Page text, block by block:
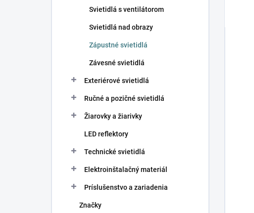
Svietidlá s ventilátorom
Svietidlá nad obrazy
Zápustné svietidlá
Závesné svietidlá
Exteriérové svietidlá
Ručné a pozičné svietidlá
Žiarovky a žiarivky
LED reflektory
Technické svietidlá
Elektroinštalačný materiál
Príslušenstvo a zariadenia
Značky